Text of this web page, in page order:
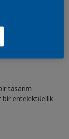
alanı
tasarım
bir entelektüellik